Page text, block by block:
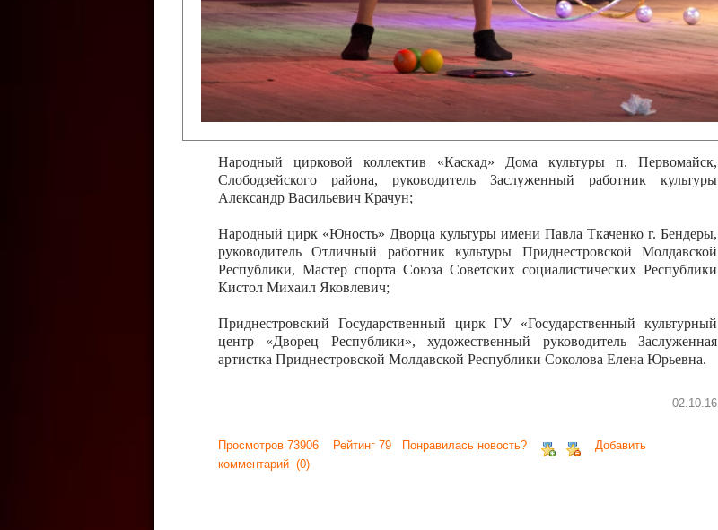
Образцовый эстрадно-цирковой коллектив «Алегро» Дома детско –юношеского
творчества с. Чобручи, Слободзейского района, руководитель Хачатурян Юрий
Владимирович;
Образцовый цирковой коллектив «Радуга» Городской дворец культуры г.
Тирасполь, руководитель Отличный работник культуры Приднестровской
Молдавской Республики Николай Юрьевич Елистратов;
Народный цирковой коллектив «Каскад» Дома культуры п. Первомайск,
Слободзейского района, руководитель Заслуженный работник культуры
Александр Васильевич Крачун;
Народный цирк «Юность» Дворца культуры имени Павла Ткаченко г. Бендеры,
руководитель Отличный работник культуры Приднестровской Молдавской
Республики, Мастер спорта Союза Советских социалистических Республики
Кистол Михаил Яковлевич;
Приднестровский Государственный цирк ГУ «Государственный культурный
центр «Дворец Республики», художественный руководитель Заслуженная
артистка Приднестровской Молдавской Республики Соколова Елена Юрьевна.
02.10.16
Просмотров 73906 Рейтинг 79 Понравилась новость?
Добавить
комментарий (0)